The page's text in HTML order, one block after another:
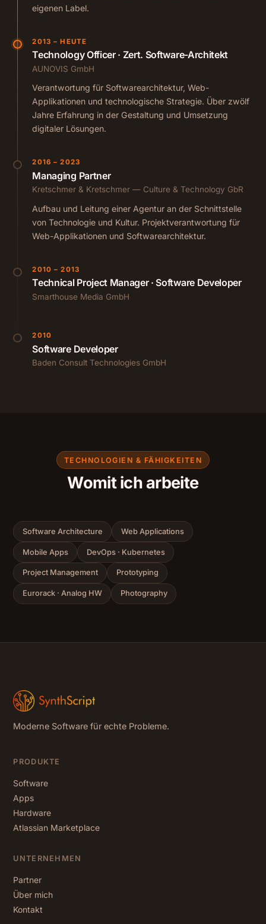
eigenen Label.
2013 – HEUTE
Technology Officer · Zert. Software-Architekt
AUNOVIS GmbH
Verantwortung für Softwarearchitektur, Web-
Applikationen und technologische Strategie. Über zwölf
Jahre Erfahrung in der Gestaltung und Umsetzung
digitaler Lösungen.
2016 – 2023
Managing Partner
Kretschmer & Kretschmer — Culture & Technology GbR
Aufbau und Leitung einer Agentur an der Schnittstelle
von Technologie und Kultur. Projektverantwortung für
Web-Applikationen und Softwarearchitektur.
2010 – 2013
Technical Project Manager · Software Developer
Smarthouse Media GmbH
2010
Software Developer
Baden Consult Technologies GmbH
TECHNOLOGIEN & FÄHIGKEITEN
Womit ich arbeite
Software Architecture Web Applications
Mobile Apps DevOps · Kubernetes
Project Management Prototyping
Eurorack · Analog HW Photography
Moderne Software für echte Probleme.
PRODUKTE
Software
Apps
Hardware
Atlassian Marketplace
UNTERNEHMEN
Partner
Über mich
Kontakt